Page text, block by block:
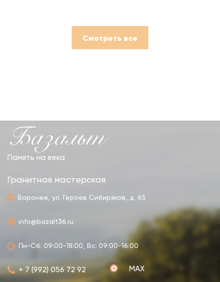
Смотреть все
Базальт
Память на века
Гранитная мастерская
Воронеж, ул. Героев Сибиряков, д. 65
info@bazalt36.ru
Пн-Сб: 09:00-18:00, Вс: 09:00-16:00
+ 7 (992) 056 72 92 MAX